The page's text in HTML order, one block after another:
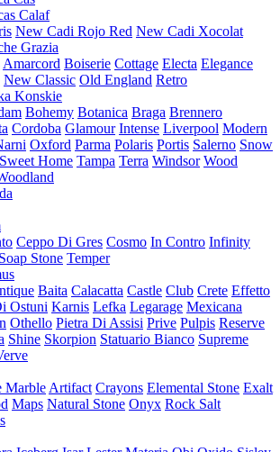
Calaf
New Cadi Rojo Red New Cadi Xocolat
Grazia
Amarcord Boiserie Cottage Electa Elegance
New Classic Old England Retro
Konskie
Bohemy Botanica Braga Brennero
Cordoba Glamour Intense Liverpool Modern
Oxford Parma Polaris Portis Salerno Snow
Sweet Home Tampa Terra Windsor Wood
Ceppo Di Gres Cosmo In Contro Infinity
Soap Stone Temper
Baita Calacatta Castle Club Crete Effetto
Ostuni Karnis Lefka Legarage Mexicana
Othello Pietra Di Assisi Prive Pulpis Reserve
Shine Skorpion Statuario Bianco Supreme
Marble Artifact Crayons Elemental Stone Exalt
Maps Natural Stone Onyx Rock Salt